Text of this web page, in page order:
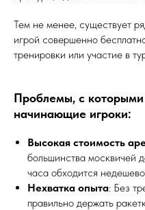
Тем не менее, существует
игрой совершенно
тренировки или участие в
Проблемы, с которыми
начинающие игроки:
Высокая стоимость
большинства москвичей
часа обходится недешево.
Нехватка опыта: Без
правильно держать